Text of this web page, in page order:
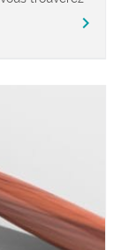
chevron_right